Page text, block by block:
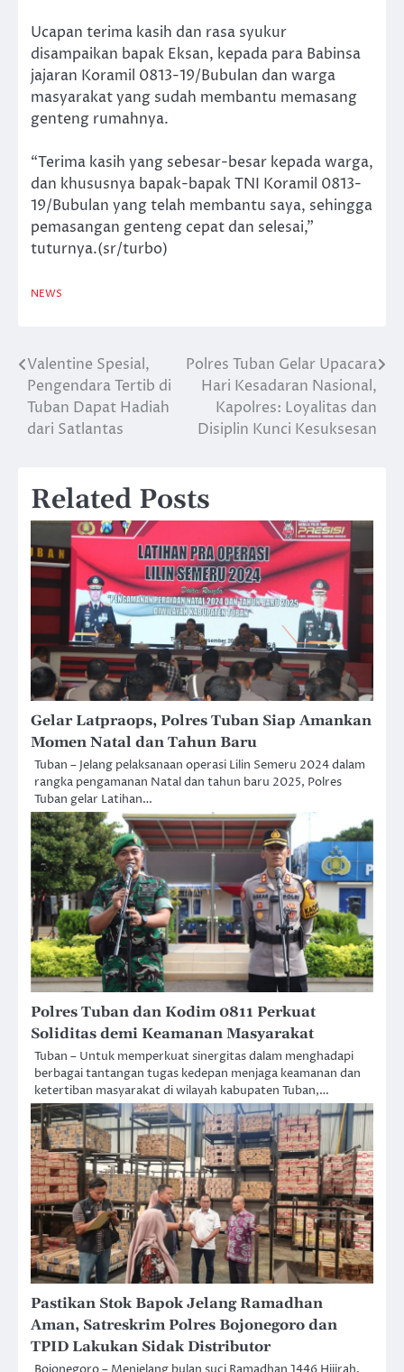
Ucapan terima kasih dan rasa syukur
disampaikan bapak Eksan, kepada para Babinsa
jajaran Koramil 0813-19/Bubulan dan warga
masyarakat yang sudah membantu memasang
genteng rumahnya.
“Terima kasih yang sebesar-besar kepada warga,
dan khususnya bapak-bapak TNI Koramil 0813-
19/Bubulan yang telah membantu saya, sehingga
pemasangan genteng cepat dan selesai,”
tuturnya.(sr/turbo)
NEWS
Navigasi
pos
Valentine Spesial,
Pengendara Tertib di
Tuban Dapat Hadiah
dari Satlantas
Polres Tuban Gelar Upacara
Hari Kesadaran Nasional,
Kapolres: Loyalitas dan
Disiplin Kunci Kesuksesan
Related Posts
Gelar Latpraops, Polres Tuban Siap Amankan
Momen Natal dan Tahun Baru
Tuban – Jelang pelaksanaan operasi Lilin Semeru 2024 dalam
rangka pengamanan Natal dan tahun baru 2025, Polres
Tuban gelar Latihan…
Polres Tuban dan Kodim 0811 Perkuat
Soliditas demi Keamanan Masyarakat
Tuban – Untuk memperkuat sinergitas dalam menghadapi
berbagai tantangan tugas kedepan menjaga keamanan dan
ketertiban masyarakat di wilayah kabupaten Tuban,…
Pastikan Stok Bapok Jelang Ramadhan
Aman, Satreskrim Polres Bojonegoro dan
TPID Lakukan Sidak Distributor